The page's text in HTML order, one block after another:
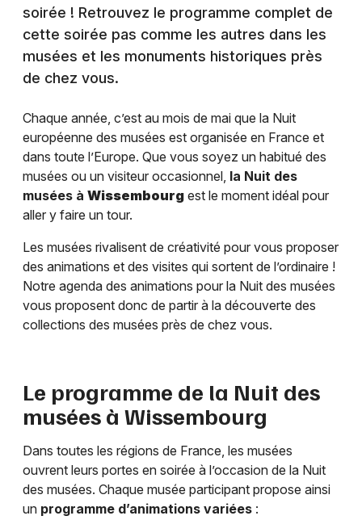
soirée ! Retrouvez le programme complet de
cette soirée pas comme les autres dans les
musées et les monuments historiques près
de chez vous.
Chaque année, c’est au mois de mai que la Nuit
européenne des musées est organisée en France et
dans toute l’Europe. Que vous soyez un habitué des
musées ou un visiteur occasionnel, la Nuit des
musées à Wissembourg est le moment idéal pour
aller y faire un tour.
Les musées rivalisent de créativité pour vous proposer
des animations et des visites qui sortent de l’ordinaire !
Notre agenda des animations pour la Nuit des musées
vous proposent donc de partir à la découverte des
collections des musées près de chez vous.
Le programme de la Nuit des
musées à Wissembourg
Dans toutes les régions de France, les musées
ouvrent leurs portes en soirée à l’occasion de la Nuit
des musées. Chaque musée participant propose ainsi
un programme d’animations variées :